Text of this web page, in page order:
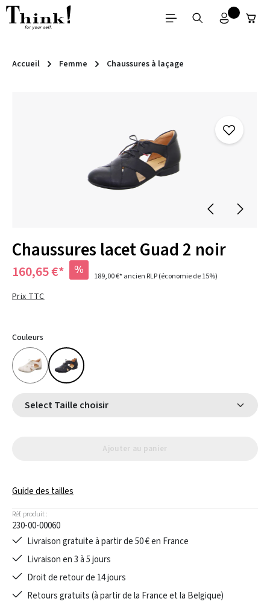
Passer au contenu principal
Accueil Femme Chaussures à laçage
Chaussures lacet Guad 2 noir
160,65 €* % 189,00 €*ancien RLP(économie de 15%)
Prix TTC
Couleurs
Select Taille choisir
Ajouter au panier
Guide des tailles
Réf. produit :
230-00-00060
Livraison gratuite à partir de 50 € en France
Livraison en 3 à 5 jours
Droit de retour de 14 jours
Retours gratuits (à partir de la France et la Belgique)